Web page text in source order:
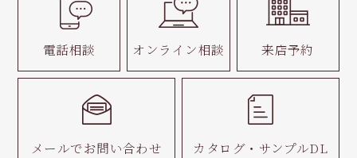
電話相談 オンライン相談 来店予約
メールでお問い合わせ カタログ・ サンプルDL